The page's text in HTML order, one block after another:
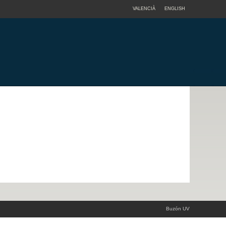
VALENCIÀ ENGLISH
Buzón UV